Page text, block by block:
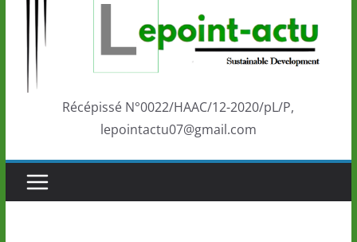
marque de confiance au Togo sur
la scène internationale au-delà des
performances de ses athlètes
Togo: Que retenir de la politique
éducation et de l’ambition de
Récépissé N°0022/HAAC/12-2020/pL/P,
lepointactu07@gmail.com